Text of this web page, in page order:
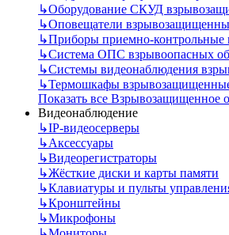
↳Оборудование СКУД
↳Оповещатели
↳Приборы приемно-
↳Система ОПС взрывоопасных
↳Системы видеонаблюдения
↳Термошкафы
Показать все Взрывозащищенное
Видеонаблюдение
↳IP-видеосерверы
↳Аксессуары
↳Видеорегистраторы
↳Жёсткие диски и карты памяти
↳Клавиатуры и пульты
↳Кронштейны
↳Микрофоны